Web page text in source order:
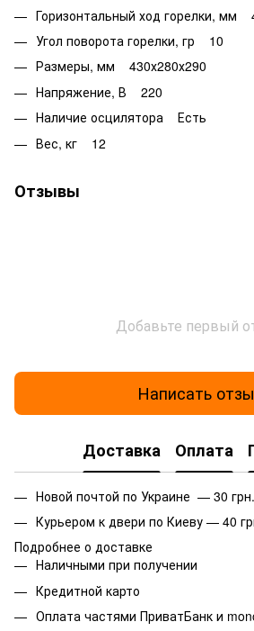
Горизонтальный ход горелки,
Угол поворота горелки, гр 10
Размеры, мм 430х280х290
Напряжение, В 220
Наличие осцилятора Есть
Вес, кг 12
Отзывы
Добавьте первый
Написать
Доставка Оплата
Новой почтой по Украине — 30 грн.
Курьером к двери по Киеву — 40
Подробнее о доставке
Наличными при получении
Кредитной карто
Оплата частями ПриватБанк и